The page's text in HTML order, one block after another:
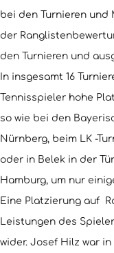
bei den Turnieren und
der
den Turnieren und
In insgesamt 16
Tennisspieler hohe
so wie bei den
Nürnberg, beim LK -
oder in Belek in der
Hamburg, um nur
Eine Platzierung auf
Leistungen des
wider. Josef Hilz war